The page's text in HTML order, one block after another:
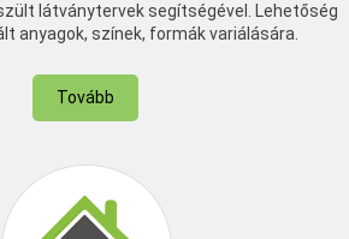
látványtervek segítségével. Lehetőség
anyagok, színek, formák variálására.
Tovább